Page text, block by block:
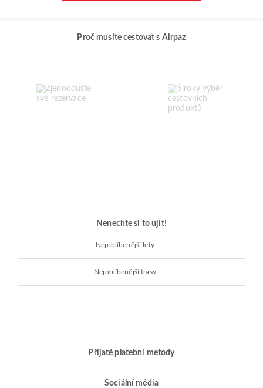
Proč musíte cestovat s Airpaz
Nenechte si to ujít!
Nejoblíbenější lety
Nejoblíbenější trasy
Přijaté platební metody
Sociální média